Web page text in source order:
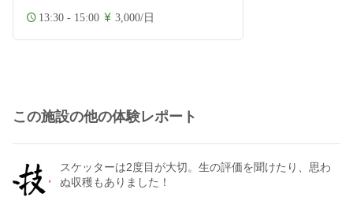
13:30 - 15:00 3,000/日
この施設の他の体験レポート
スケッターは2度目が大切。生の評価を聞けたり、思わ
ぬ収穫もありました！